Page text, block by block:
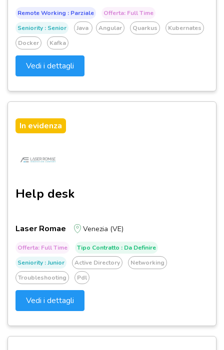
Remote Working : Parziale
Offerta: Full Time
Seniority : Senior
Java Angular Quarkus
Kubernates
Docker
Kafka
Vedi i dettagli
In evidenza
Help desk
Laser Romae Venezia (VE)
Offerta: Full Time
Tipo Contratto : Da Definire
Seniority : Junior
Active Directory
Networking
Troubleshooting
Pdl
Vedi i dettagli